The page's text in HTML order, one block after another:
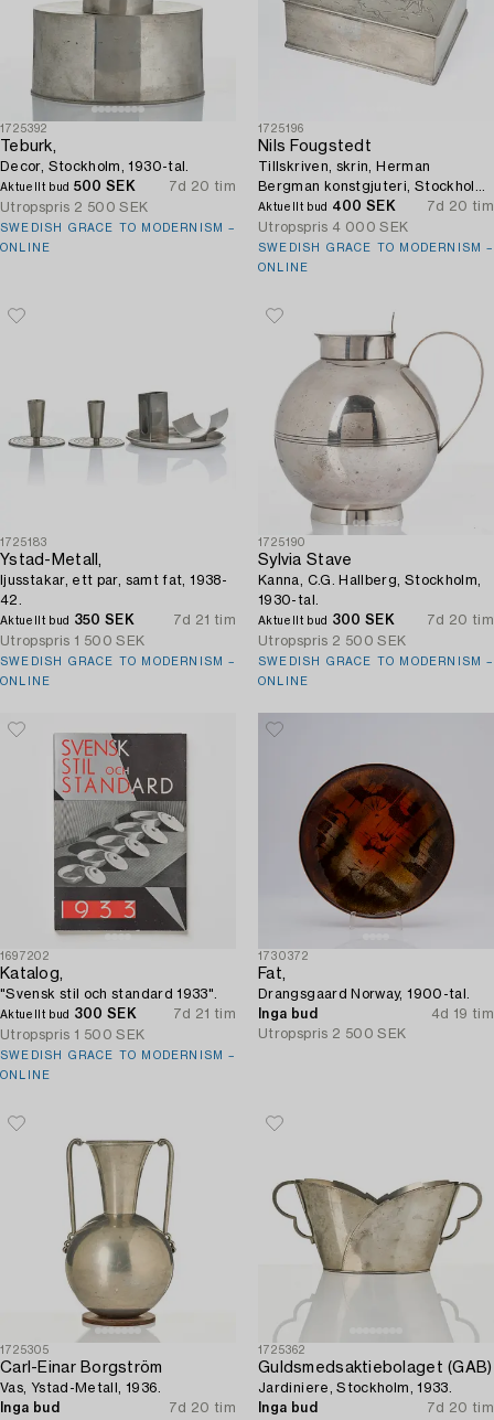
1725392
Teburk,
Decor, Stockholm, 1930-tal.
Aktuellt bud 500 SEK
7d 20 tim
Utropspris 2 500 SEK
SWEDISH GRACE TO MODERNISM –
ONLINE
1725196
Nils Fougstedt
Tillskriven, skrin, Herman
Bergman konstgjuteri, Stockholm,
1927.
Aktuellt bud 400 SEK
7d 20 tim
Utropspris 4 000 SEK
SWEDISH GRACE TO MODERNISM –
ONLINE
1725183
Ystad-Metall,
ljusstakar, ett par, samt fat, 1938-
42.
Aktuellt bud 350 SEK
7d 21 tim
Utropspris 1 500 SEK
SWEDISH GRACE TO MODERNISM –
ONLINE
1725190
Sylvia Stave
Kanna, C.G. Hallberg, Stockholm,
1930-tal.
Aktuellt bud 300 SEK
7d 20 tim
Utropspris 2 500 SEK
SWEDISH GRACE TO MODERNISM –
ONLINE
1697202
Katalog,
"Svensk stil och standard 1933".
Aktuellt bud 300 SEK
7d 21 tim
Utropspris 1 500 SEK
SWEDISH GRACE TO MODERNISM –
ONLINE
1730372
Fat,
Drangsgaard Norway, 1900-tal.
Inga bud
4d 19 tim
Utropspris 2 500 SEK
1725305
Carl-Einar Borgström
Vas, Ystad-Metall, 1936.
Inga bud
7d 20 tim
1725362
Guldsmedsaktiebolaget (GAB)
Jardiniere, Stockholm, 1933.
Inga bud
7d 20 tim